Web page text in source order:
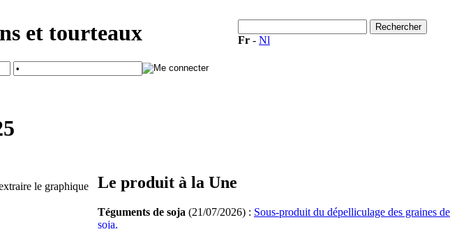
et tourteaux Fr - Nl
le graphique
Le produit à la Une
Téguments de soja (21/07/2026) : Sous-produit du dépelliculage des graines de
soja.